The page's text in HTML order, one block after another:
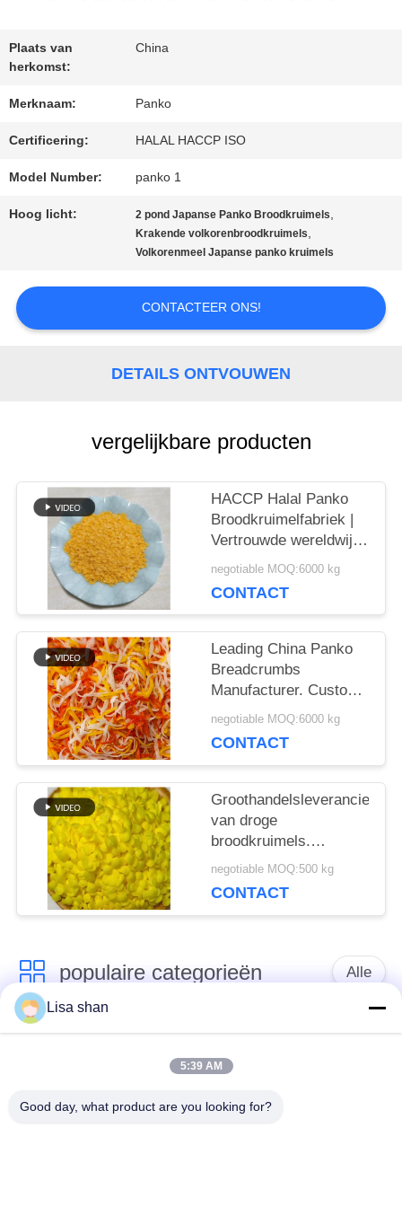
NEEM
CONTACT
MET
ONS
OP
NIEUWS
OFFERTE
SITEMAP
PRIVACYBELEID
Plaats van
herkomst:
China
Merknaam: Panko
Certificering: HALAL HACCP ISO
Model Number: panko 1
Hoog licht: 2 pond Japanse Panko Broodkruimels,
Krakende volkorenbroodkruimels,
Volkorenmeel Japanse panko kruimels
CONTACTEER ONS!
DETAILS ONTVOUWEN
vergelijkbare producten
HACCP Halal Panko
Broodkruimelfabriek |
Vertrouwde wereldwijde
exportpartner
negotiable MOQ:6000 kg
CONTACT
Leading China Panko
Breadcrumbs
Manufacturer. Custom
Packaging & OEM
negotiable MOQ:6000 kg
CONTACT
Groothandelsleverancier
van droge
broodkruimels.
Ondersteun private
negotiable MOQ:500 kg
CONTACT
populaire categorieën Alle
Japanse
broodcrumbs
Gehele het
Lisa shan
5:39 AM
Good day, what product are you looking for?